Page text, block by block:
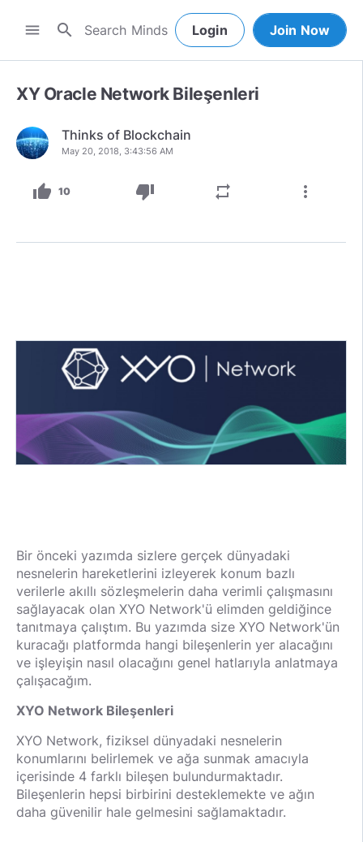
menu search Login Join Now
XY Oracle Network Bileşenleri
Thinks of Blockchain
May 20, 2018, 3:43:56 AM
thumb_up 10 thumb_down repeat more_vert
Bir önceki yazımda sizlere gerçek dünyadaki
nesnelerin hareketlerini izleyerek konum bazlı
verilerle akıllı sözleşmelerin daha verimli çalışmasını
sağlayacak olan XYO Network'ü elimden geldiğince
tanıtmaya çalıştım. Bu yazımda size XYO Network'ün
kuracağı platformda hangi bileşenlerin yer alacağını
ve işleyişin nasıl olacağını genel hatlarıyla anlatmaya
çalışacağım.
XYO Network Bileşenleri
XYO Network, fiziksel dünyadaki nesnelerin
konumlarını belirlemek ve ağa sunmak amacıyla
içerisinde 4 farklı bileşen bulundurmaktadır.
Bileşenlerin hepsi birbirini desteklemekte ve ağın
daha güvenilir hale gelmesini sağlamaktadır.